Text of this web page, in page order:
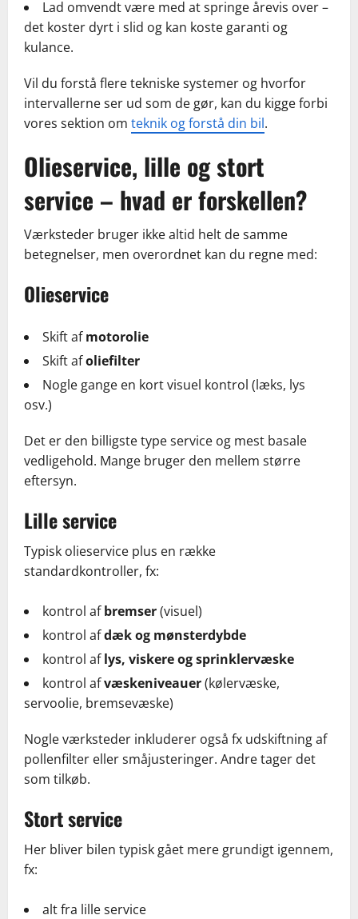
Lad omvendt være med at springe årevis over –
det koster dyrt i slid og kan koste garanti og
kulance.
Vil du forstå flere tekniske systemer og hvorfor
intervallerne ser ud som de gør, kan du kigge forbi
vores sektion om teknik og forstå din bil.
Olieservice, lille og stort
service – hvad er forskellen?
Værksteder bruger ikke altid helt de samme
betegnelser, men overordnet kan du regne med:
Olieservice
Skift afmotorolie
Skift afoliefilter
Nogle gange en kort visuel kontrol (læks, lys
osv.)
Det er den billigste type service og mest basale
vedligehold. Mange bruger den mellem større
eftersyn.
Lille service
Typisk olieservice plus en række
standardkontroller, fx:
kontrol afbremser(visuel)
kontrol afdæk og mønsterdybde
kontrol aflys, viskere og sprinklervæske
kontrol afvæskeniveauer(kølervæske,
servoolie, bremsevæske)
Nogle værksteder inkluderer også fx udskiftning af
pollenfilter eller småjusteringer. Andre tager det
som tilkøb.
Stort service
Her bliver bilen typisk gået mere grundigt igennem,
fx:
alt fra lille service